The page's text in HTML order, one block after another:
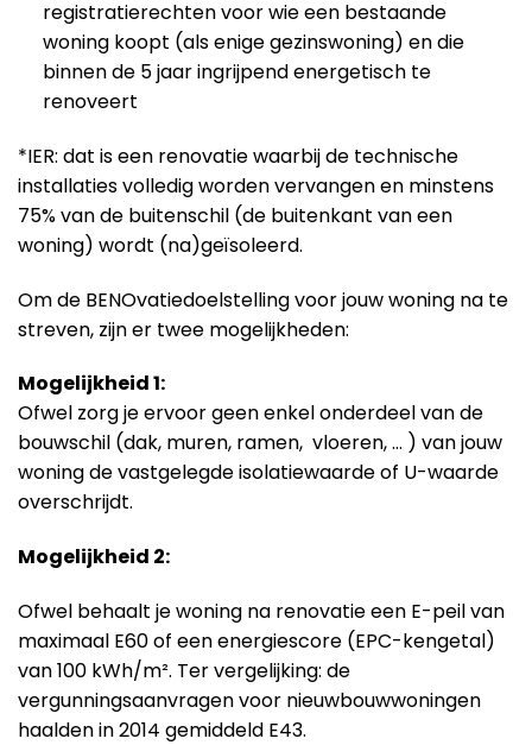
registratierechten voor wie een bestaande
woning koopt (als enige gezinswoning) en die
binnen de 5 jaar ingrijpend energetisch te
renoveert
*IER: dat is een renovatie waarbij de technische
installaties volledig worden vervangen en minstens
75% van de buitenschil (de buitenkant van een
woning) wordt (na)geïsoleerd.
Om de BENOvatiedoelstelling voor jouw woning na te
streven, zijn er twee mogelijkheden:
Mogelijkheid 1:
Ofwel zorg je ervoor geen enkel onderdeel van de
bouwschil (dak, muren, ramen, vloeren, … ) van jouw
woning de vastgelegde isolatiewaarde of U-waarde
overschrijdt.
Mogelijkheid 2:
Ofwel behaalt je woning na renovatie een E-peil van
maximaal E60 of een energiescore (EPC-kengetal)
van 100 kWh/m². Ter vergelijking: de
vergunningsaanvragen voor nieuwbouwwoningen
haalden in 2014 gemiddeld E43.